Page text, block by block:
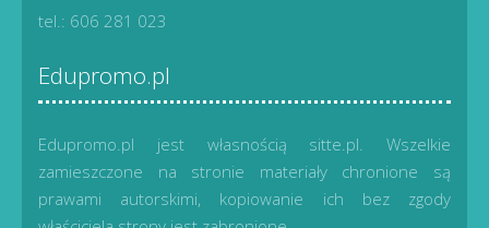
tel.: 606 281 023
Edupromo.pl
Edupromo.pl jest własnością sitte.pl. Wszelkie
zamieszczone na stronie materiały chronione są
prawami autorskimi, kopiowanie ich bez zgody